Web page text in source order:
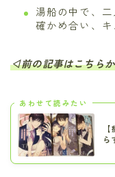
湯船の中で、
確かめ合い、キ
◁前の記事はこちら
あわせて読みたい
ら